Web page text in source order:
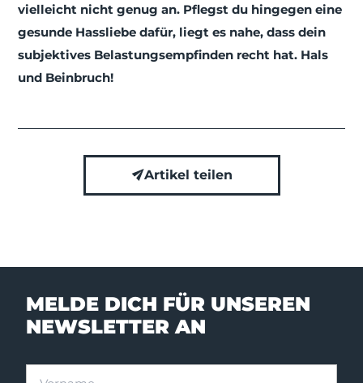
vielleicht nicht genug an. Pflegst du hingegen eine
gesunde Hassliebe dafür, liegt es nahe, dass dein
subjektives Belastungsempfinden recht hat. Hals
und Beinbruch!
Artikel teilen
MELDE DICH FÜR UNSEREN
NEWSLETTER AN